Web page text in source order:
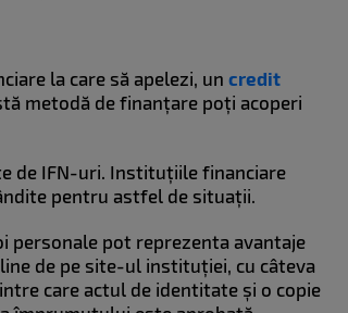
la care să apelezi, un credit
metodă de finanțare poți acoperi
de IFN-uri. Instituțiile financiare
pentru astfel de situații.
personale pot reprezenta avantaje
de pe site-ul instituției, cu câteva
care actul de identitate și o copie